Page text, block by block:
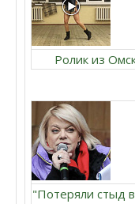
Ролик из
"Потеряли стыд